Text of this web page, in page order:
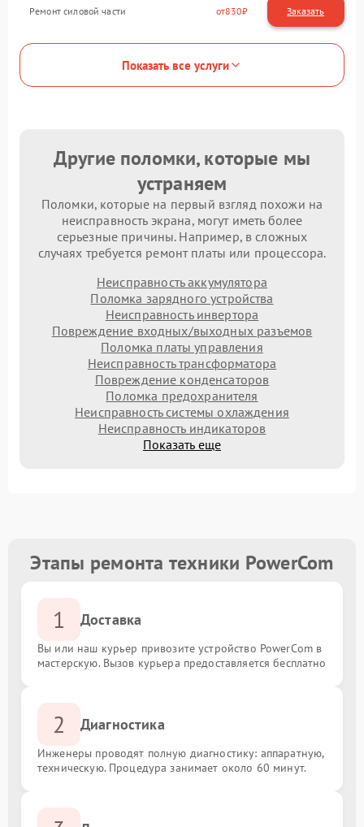
Ремонт силовой части 830
Показать все услуги
Другие поломки, которые мы
устраняем
Поломки, которые на первый взгляд похожи на
неисправность экрана, могут иметь более
серьезные причины. Например, в сложных
случаях требуется ремонт платы или процессора.
Неисправность аккумулятора
Поломка зарядного устройства
Неисправность инвертора
Повреждение входных/выходных разъемов
Поломка платы управления
Неисправность трансформатора
Повреждение конденсаторов
Поломка предохранителя
Неисправность системы охлаждения
Неисправность индикаторов
Показать еще
Этапы ремонта техники PowerCom
1 Доставка
Вы или наш курьер привозите устройство PowerCom в
мастерскую. Вызов курьера предоставляется бесплатно
2 Диагностика
Инженеры проводят полную диагностику: аппаратную,
техническую. Процедура занимает около 60 минут.